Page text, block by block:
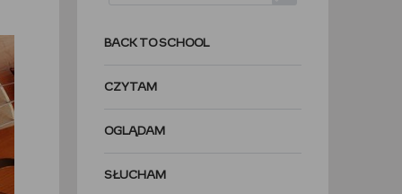
BACK TO SCHOOL
CZYTAM
OGLĄDAM
SŁUCHAM